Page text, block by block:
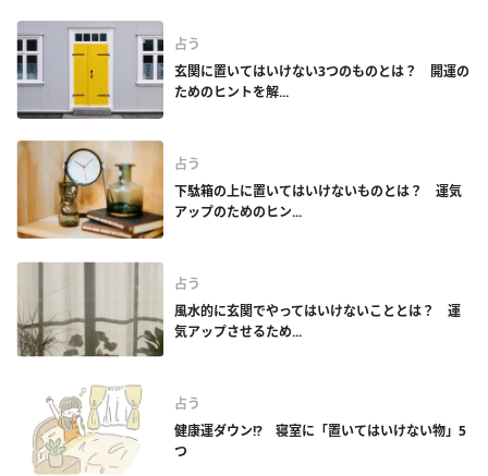
占う
玄関に置いてはいけない3つのものとは？ 開運の
ためのヒントを解...
占う
下駄箱の上に置いてはいけないものとは？ 運気
アップのためのヒン...
占う
風水的に玄関でやってはいけないこととは？ 運
気アップさせるため...
占う
健康運ダウン!? 寝室に「置いてはいけない物」5
つ